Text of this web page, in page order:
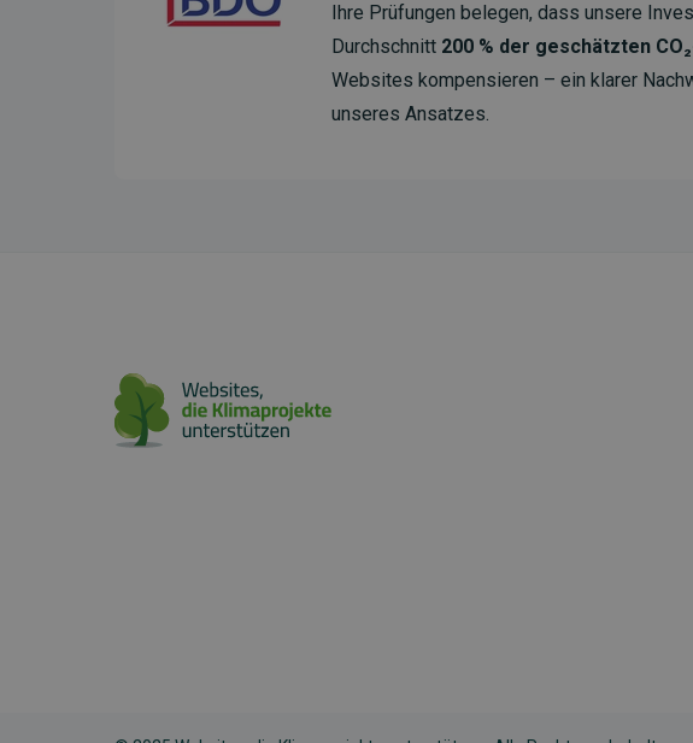
Ihre Prüfungen belegen, dass unsere
Durchschnitt 200 % der geschätzten
Websites kompensieren – ein klarer
unseres Ansatzes.